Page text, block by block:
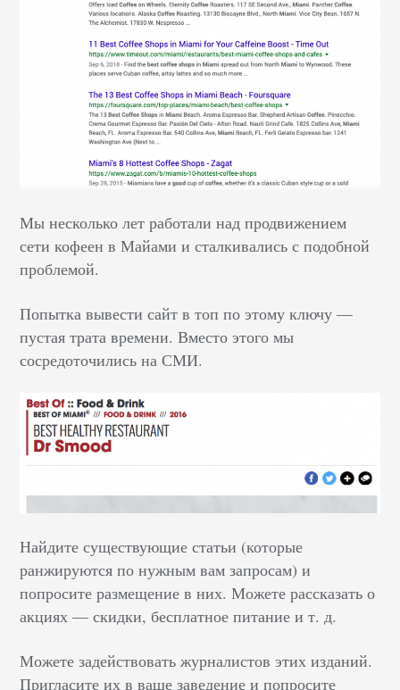
Мы несколько лет работали над продвижением
сети кофеен в Майами и сталкивались с подобной
проблемой.
Попытка вывести сайт в топ по этому ключу —
пустая трата времени. Вместо этого мы
сосредоточились на СМИ.
Найдите существующие статьи (которые
ранжируются по нужным вам запросам) и
попросите размещение в них. Можете рассказать о
акциях — скидки, бесплатное питание и т. д.
Можете задействовать журналистов этих изданий.
Пригласите их в ваше заведение и попросите